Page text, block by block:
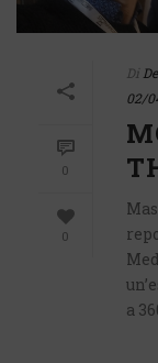
0
0
Di
02/
a